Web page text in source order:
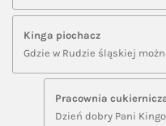
Kinga piochacz
Gdzie w Rudzie śląskiej
Pracownia
Dzień dobry Pani